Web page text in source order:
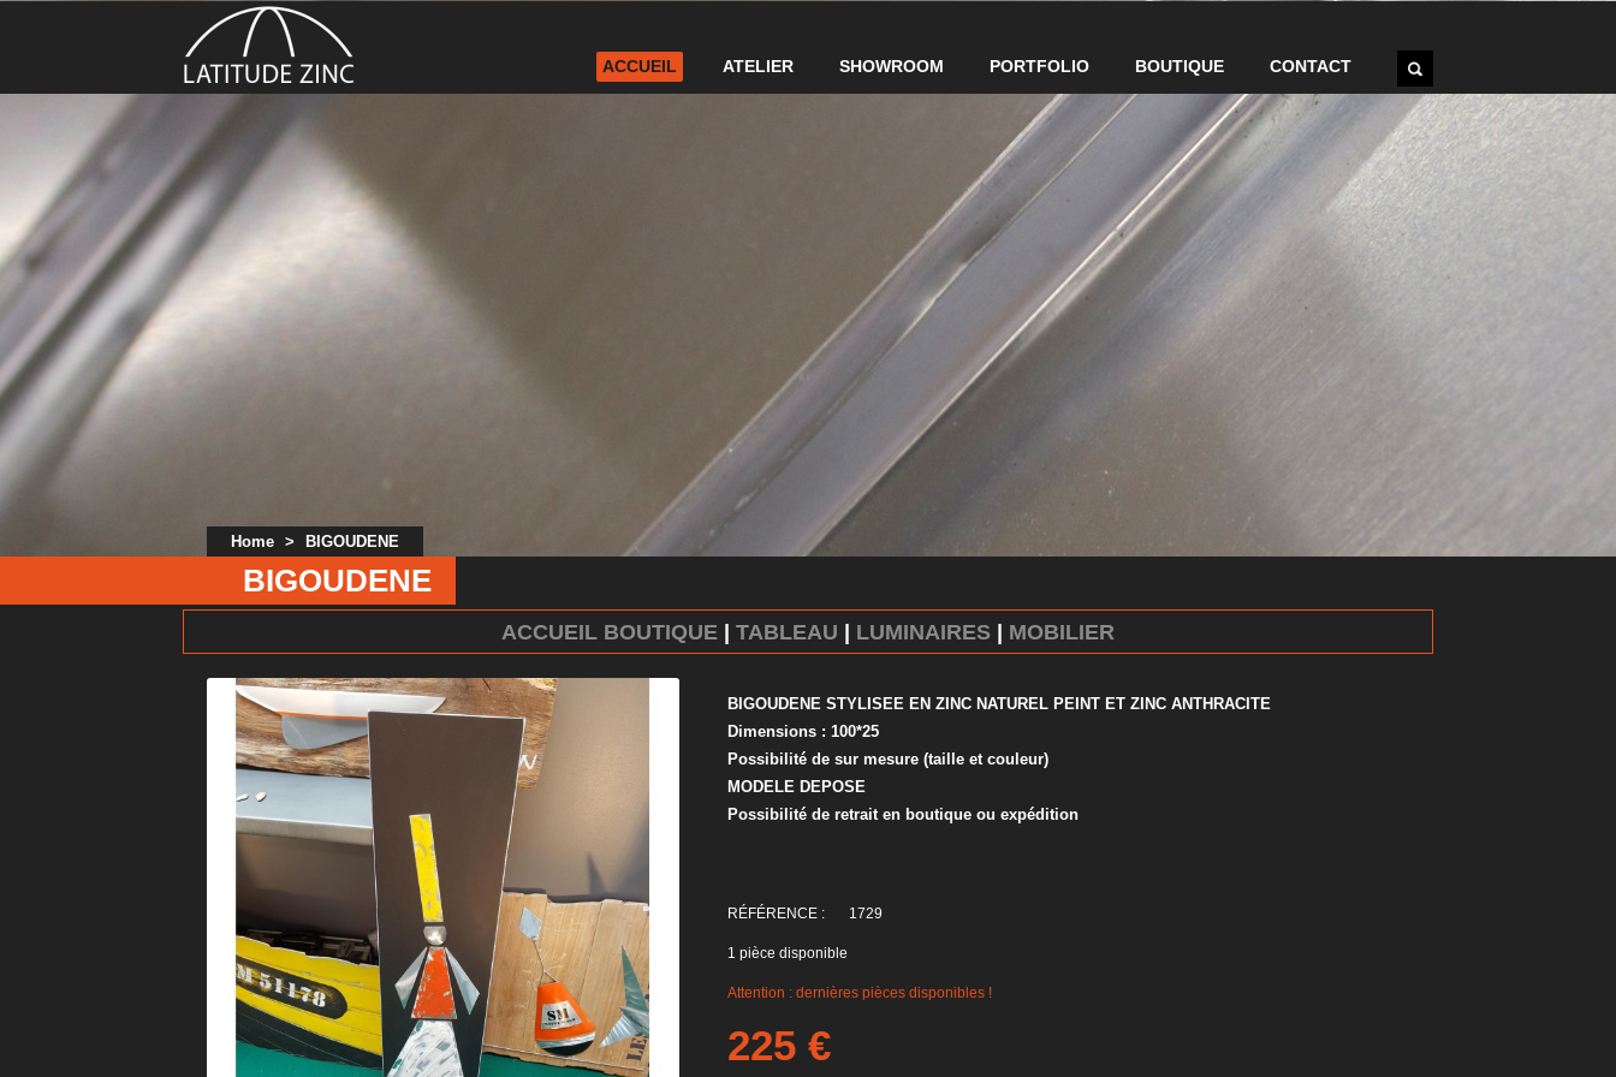
ACCUEIL ATELIER SHOWROOM PORTFOLIO BOUTIQUE CONTACT
Home > BIGOUDENE
BIGOUDENE
ACCUEIL BOUTIQUE TABLEAU LUMINAIRES MOBILIER
BIGOUDENE STYLISEE EN ZINC NATUREL PEINT ET ZINC ANTHRACITE
Dimensions : 100*25
Possibilité de sur mesure (taille et couleur)
MODELE DEPOSE
Possibilité de retrait en boutique ou expédition
RÉFÉRENCE : 1729
1 pièce disponible
Attention : dernières pièces disponibles !
225 €